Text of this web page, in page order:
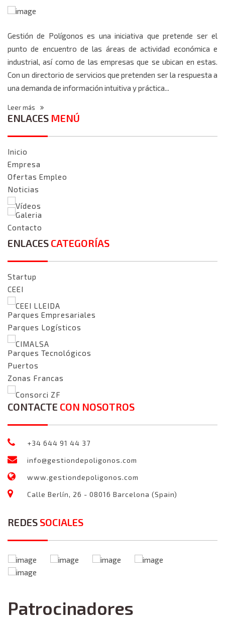
Gestión de Polígonos es una iniciativa que pretende ser el
punto de encuentro de las áreas de actividad económica e
industrial, así como de las empresas que se ubican en estas.
Con un directorio de servicios que pretenden ser la respuesta a
una demanda de información intuitiva y práctica...
Leer más
ENLACES MENÚ
Inicio
Empresa
Ofertas Empleo
Noticias
Vídeos
Galeria
Contacto
ENLACES CATEGORÍAS
Startup
CEEI
CEEI LLEIDA
Parques Empresariales
Parques Logísticos
CIMALSA
Parques Tecnológicos
Puertos
Zonas Francas
Consorci ZF
CONTACTE CON NOSOTROS
+34 644 91 44 37
info@gestiondepoligonos.com
www.gestiondepoligonos.com
Calle Berlín, 26 - 08016 Barcelona (Spain)
REDES SOCIALES
Patrocinadores